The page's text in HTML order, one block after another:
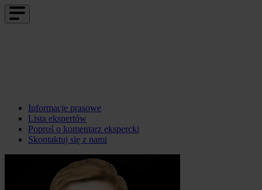
Informacje prasowe
Lista ekspertów
Poproś o komentarz ekspercki
Skontaktuj się z nami